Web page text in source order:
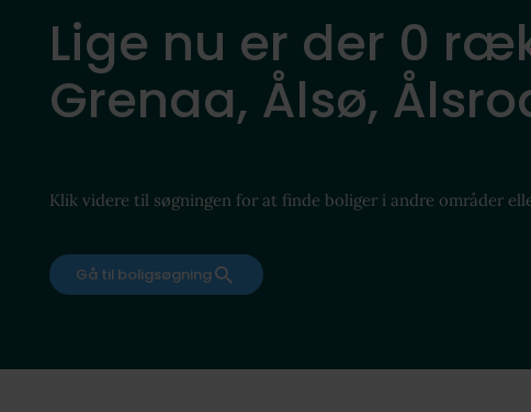
Lige nu er der 0
Grenaa, Ålsø,
Klik videre til søgningen for at finde boliger i andre områder
Gå til boligsøgning